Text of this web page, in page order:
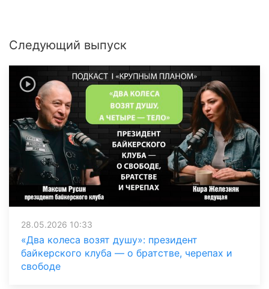
Следующий выпуск
28.05.2026 10:33
«Два колеса возят душу»: президент
байкерского клуба — о братстве, черепах и
свободе